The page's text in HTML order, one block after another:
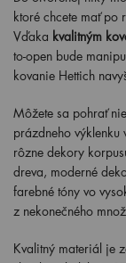
ktoré chcete mať po
Vďaka kvalitným
to-open bude
kovanie Hettich
Môžete sa pohrať
prázdneho
rôzne dekory
dreva, moderné
farebné tóny vo
z nekonečného
Kvalitný materiál je